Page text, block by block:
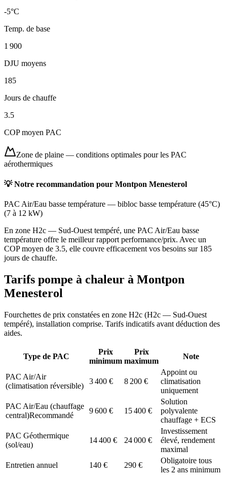
-5°C
Temp. de base
1 900
DJU moyens
185
Jours de chauffe
3.5
COP moyen PAC
Zone de plaine — conditions optimales pour les PAC
aérothermiques
💡 Notre recommandation pour Montpon Menesterol
PAC Air/Eau basse température — bibloc basse température (45°C)
(7 à 12 kW)
En zone H2c — Sud-Ouest tempéré, une PAC Air/Eau basse
température offre le meilleur rapport performance/prix. Avec un
COP moyen de 3.5, elle couvre efficacement vos besoins sur 185
jours de chauffe.
Tarifs pompe à chaleur à Montpon
Menesterol
Fourchettes de prix constatées en zone H2c (H2c — Sud-Ouest
tempéré), installation comprise. Tarifs indicatifs avant déduction des
aides.
Type de PAC
Prix
minimum
Prix
maximum
Note
PAC Air/Air
(climatisation réversible)
3 400 € 8 200 €
Appoint ou
climatisation
uniquement
PAC Air/Eau (chauffage
central)Recommandé
9 600 € 15 400 €
Solution
polyvalente
chauffage + ECS
PAC Géothermique
(sol/eau)
14 400 € 24 000 €
Investissement
élevé, rendement
maximal
Entretien annuel
140 € 290 €
Obligatoire tous
les 2 ans minimum